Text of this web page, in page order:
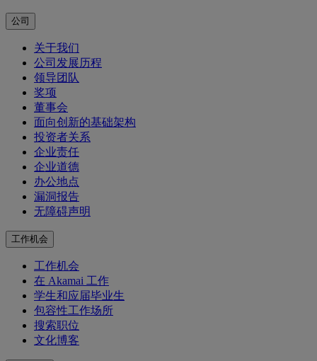
公司
关于我们
公司发展历程
领导团队
奖项
董事会
面向创新的基础架构
投资者关系
企业责任
企业道德
办公地点
漏洞报告
无障碍声明
工作机会
工作机会
在 Akamai 工作
学生和应届毕业生
包容性工作场所
搜索职位
文化博客